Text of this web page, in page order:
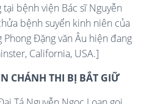
bệnh viện Bác sĩ Nguyễn
bệnh suyển kinh niên của
Phong Đặng văn Âu hiện đang
California, USA.]
CHÁNH THI BỊ BẮT GIỮ